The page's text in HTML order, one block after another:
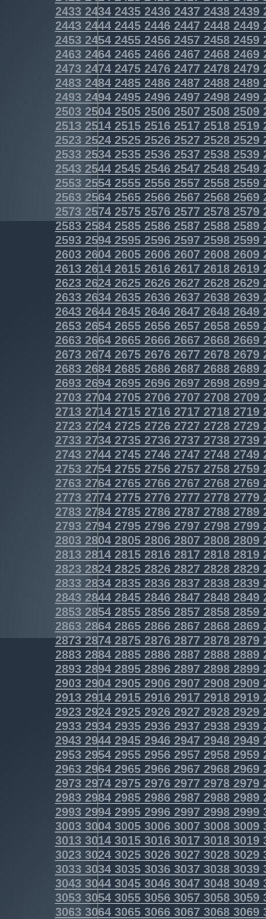
2433243424352436243724382439
2443244424452446244724482449
2453245424552456245724582459
2463246424652466246724682469
2473247424752476247724782479
2483248424852486248724882489
2493249424952496249724982499
2503250425052506250725082509
2513251425152516251725182519
2523252425252526252725282529
2533253425352536253725382539
2543254425452546254725482549
2553255425552556255725582559
2563256425652566256725682569
2573257425752576257725782579
2583258425852586258725882589
2593259425952596259725982599
2603260426052606260726082609
2613261426152616261726182619
2623262426252626262726282629
2633263426352636263726382639
2643264426452646264726482649
2653265426552656265726582659
2663266426652666266726682669
2673267426752676267726782679
2683268426852686268726882689
2693269426952696269726982699
2703270427052706270727082709
2713271427152716271727182719
2723272427252726272727282729
2733273427352736273727382739
2743274427452746274727482749
2753275427552756275727582759
2763276427652766276727682769
2773277427752776277727782779
2783278427852786278727882789
2793279427952796279727982799
2803280428052806280728082809
2813281428152816281728182819
2823282428252826282728282829
2833283428352836283728382839
2843284428452846284728482849
2853285428552856285728582859
2863286428652866286728682869
2873287428752876287728782879
2883288428852886288728882889
2893289428952896289728982899
2903290429052906290729082909
2913291429152916291729182919
2923292429252926292729282929
2933293429352936293729382939
2943294429452946294729482949
2953295429552956295729582959
2963296429652966296729682969
2973297429752976297729782979
2983298429852986298729882989
2993299429952996299729982999
3003300430053006300730083009
3013301430153016301730183019
3023302430253026302730283029
3033303430353036303730383039
3043304430453046304730483049
3053305430553056305730583059
3063306430653066306730683069